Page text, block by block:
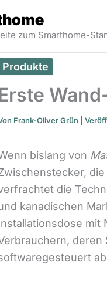
zum Smarthome-
Produkte
Frank-Oliver Grün |
bislang von
die
kanadischen
mit
deren